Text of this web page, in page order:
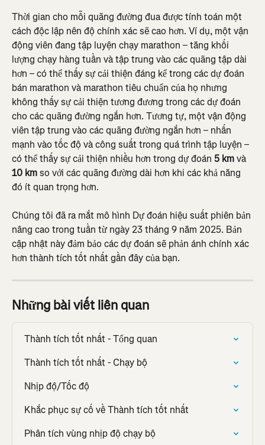
Thời gian cho mỗi quãng đường đua được tính toán một
cách độc lập nên độ chính xác sẽ cao hơn. Ví dụ, một vận
động viên đang tập luyện chạy marathon – tăng khối
lượng chạy hàng tuần và tập trung vào các quãng tập dài
hơn – có thể thấy sự cải thiện đáng kể trong các dự đoán
bán marathon và marathon tiêu chuẩn của họ nhưng
không thấy sự cải thiện tương đương trong các dự đoán
cho các quãng đường ngắn hơn. Tương tự, một vận động
viên tập trung vào các quãng đường ngắn hơn – nhấn
mạnh vào tốc độ và công suất trong quá trình tập luyện –
có thể thấy sự cải thiện nhiều hơn trong dự đoán 5 km và
10 km so với các quãng đường dài hơn khi các khả năng
đó ít quan trọng hơn.
Chúng tôi đã ra mắt mô hình Dự đoán hiệu suất phiên bản
nâng cao trong tuần từ ngày 23 tháng 9 năm 2025. Bản
cập nhật này đảm bảo các dự đoán sẽ phản ánh chính xác
hơn thành tích tốt nhất gần đây của bạn.
Những bài viết liên quan
Thành tích tốt nhất - Tổng quan
Thành tích tốt nhất - Chạy bộ
Nhịp độ/Tốc độ
Khắc phục sự cố về Thành tích tốt nhất
Phân tích vùng nhịp độ chạy bộ